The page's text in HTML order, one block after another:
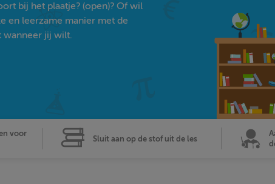
bij het plaatje? (open)? Of wil
en leerzame manier met de
wanneer jij wilt.
voor
Sluit aan op de stof uit de les